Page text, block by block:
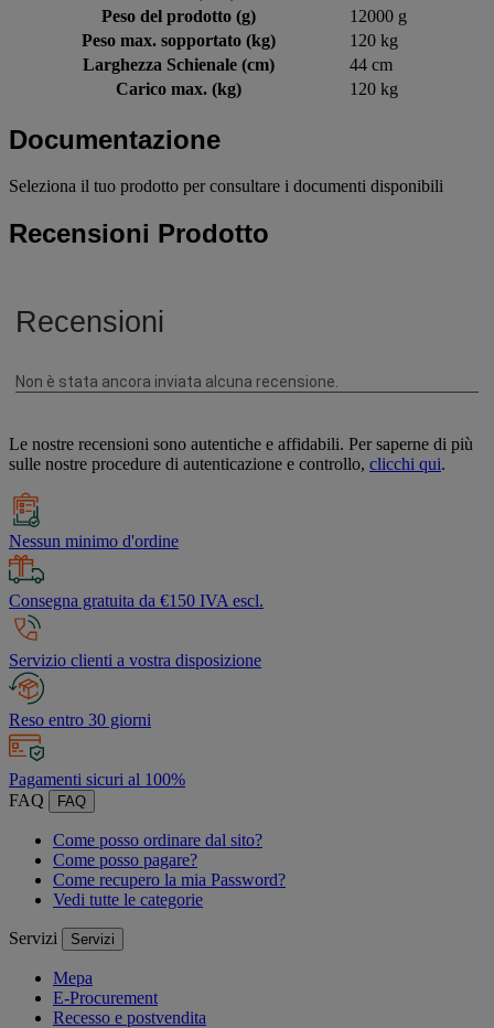
Peso del prodotto (g)
12000 g
Peso max. sopportato (kg)
120 kg
Larghezza Schienale (cm)
44 cm
Carico max. (kg)
120 kg
Documentazione
Seleziona il tuo prodotto per consultare i documenti disponibili
Recensioni Prodotto
Le nostre recensioni sono autentiche e affidabili. Per saperne di più
sulle nostre procedure di autenticazione e controllo, clicchi qui.
Nessun minimo d'ordine
Consegna gratuita da €150 IVA escl.
Servizio clienti a vostra disposizione
Reso entro 30 giorni
Pagamenti sicuri al 100%
FAQ
FAQ
Come posso ordinare dal sito?
Come posso pagare?
Come recupero la mia Password?
Vedi tutte le categorie
Servizi Servizi
Mepa
E-Procurement
Recesso e postvendita